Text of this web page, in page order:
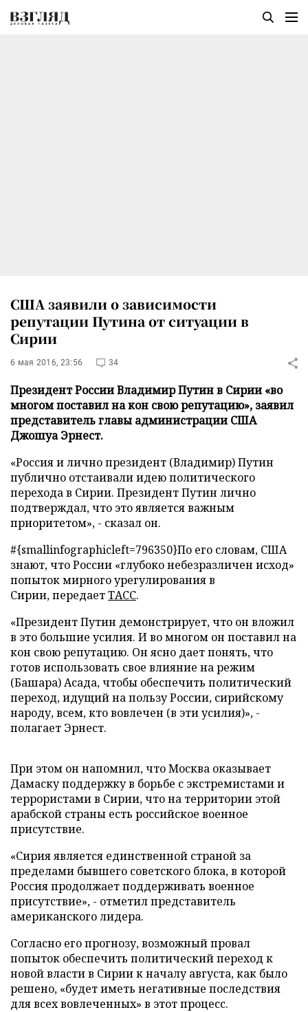
США заявили о зависимости
репутации Путина от ситуации в
Сирии
6 мая 2016, 23:56 34
Президент России Владимир Путин в Сирии «во
многом поставил на кон свою репутацию», заявил
представитель главы администрации США
Джошуа Эрнест.
«Россия и лично президент (Владимир) Путин
публично отстаивали идею политического
перехода в Сирии. Президент Путин лично
подтверждал, что это является важным
приоритетом», - сказал он.
#{smallinfographicleft=796350}По его словам, США
знают, что России «глубоко небезразличен исход»
попыток мирного урегулирования в
Сирии, передаетТАСС.
«Президент Путин демонстрирует, что он вложил
в это большие усилия. И во многом он поставил на
кон свою репутацию. Он ясно дает понять, что
готов использовать свое влияние на режим
(Башара) Асада, чтобы обеспечить политический
переход, идущий на пользу России, сирийскому
народу, всем, кто вовлечен (в эти усилия)», -
полагает Эрнест.
При этом он напомнил, что Москва оказывает
Дамаску поддержку в борьбе с экстремистами и
террористами в Сирии, что на территории этой
арабской страны есть российское военное
присутствие.
«Сирия является единственной страной за
пределами бывшего советского блока, в которой
Россия продолжает поддерживать военное
присутствие», - отметил представитель
американского лидера.
Согласно его прогнозу, возможный провал
попыток обеспечить политический переход к
новой власти в Сирии к началу августа, как было
решено, «будет иметь негативные последствия
для всех вовлеченных» в этот процесс.